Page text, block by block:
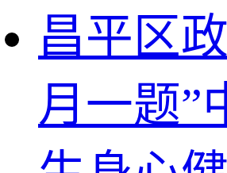
昌平区
月一题”